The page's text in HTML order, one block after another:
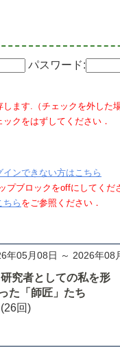
パスワード:
ます.（チェックを外した
クをはずしてください．
インできない方はこちら
プブロックをoffにしてくだ
ちら をご参照ください．
年05月08日 ～ 2026年08
研究者としての私を形
た「師匠」たち
(26回)